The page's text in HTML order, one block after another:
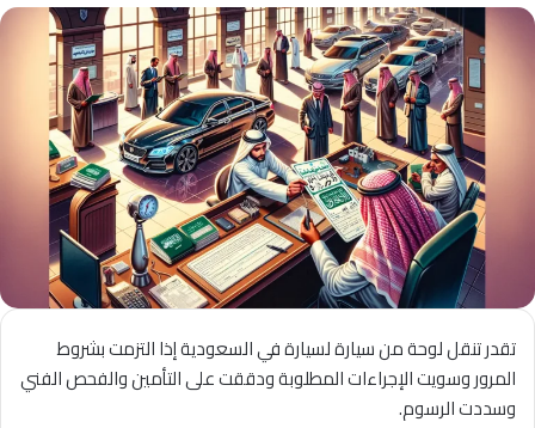
تقدر تنقل لوحة من سيارة لسيارة في السعودية إذا التزمت بشروط
المرور وسويت الإجراءات المطلوبة ودققت على التأمين والفحص الفني
وسددت الرسوم.